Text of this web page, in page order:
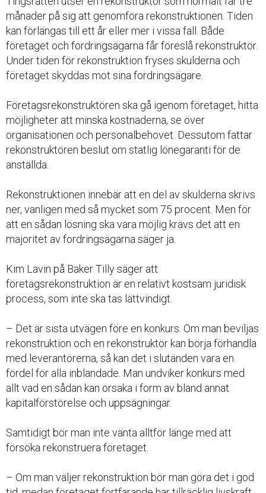
månader på sig att genomföra rekonstruktionen. Tiden
kan förlängas till ett år eller mer i vissa fall. Både
företaget och fordringsägarna får föreslå rekonstruktör.
Under tiden för rekonstruktion fryses skulderna och
företaget skyddas mot sina fordringsägare.
Företagsrekonstruktören ska gå igenom företaget, hitta
möjligheter att minska kostnaderna, se över
organisationen och personalbehovet. Dessutom fattar
rekonstruktören beslut om statlig lönegaranti för de
anställda.
Rekonstruktionen innebär att en del av skulderna skrivs
ner, vanligen med så mycket som 75 procent. Men för
att en sådan lösning ska vara möjlig krävs det att en
majoritet av fordringsägarna säger ja.
Kim Lavin på Baker Tilly säger att
företagsrekonstruktion är en relativt kostsam juridisk
process, som inte ska tas lättvindigt.
– Det är sista utvägen före en konkurs. Om man beviljas
rekonstruktion och en rekonstruktör kan börja förhandla
med leverantörerna, så kan det i slutänden vara en
fördel för alla inblandade. Man undviker konkurs med
allt vad en sådan kan orsaka i form av bland annat
kapitalförstörelse och uppsägningar.
Samtidigt bör man inte vänta alltför länge med att
försöka rekonstruera företaget.
– Om man väljer rekonstruktion bör man göra det i god